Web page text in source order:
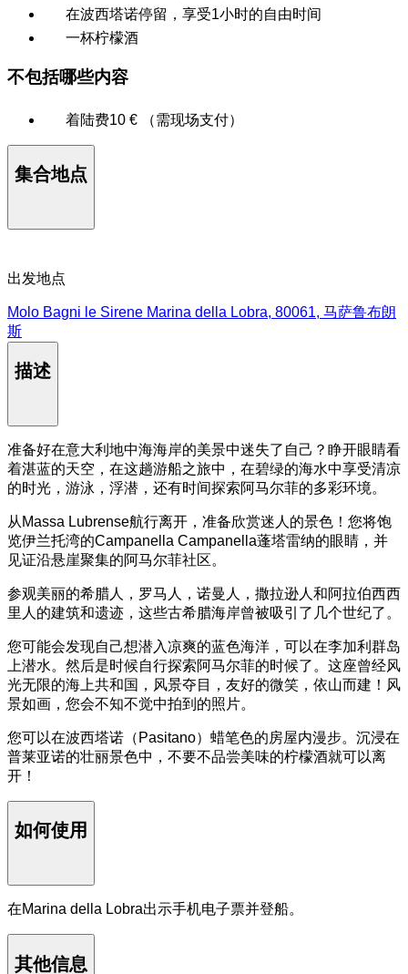
在波西塔诺停留，享受1小时的自由时间
一杯柠檬酒
不包括哪些内容
着陆费10 € （需现场支付）
集合地点
出发地点
Molo Bagni le Sirene Marina della Lobra, 80061, 马萨鲁布朗
斯
描述
准备好在意大利地中海海岸的美景中迷失了自己？睁开眼睛看
着湛蓝的天空，在这趟游船之旅中，在碧绿的海水中享受清凉
的时光，游泳，浮潜，还有时间探索阿马尔菲的多彩环境。
从Massa Lubrense航行离开，准备欣赏迷人的景色！您将饱
览伊兰托湾的Campanella Campanella蓬塔雷纳的眼睛，并
见证沿悬崖聚集的阿马尔菲社区。
参观美丽的希腊人，罗马人，诺曼人，撒拉逊人和阿拉伯西西
里人的建筑和遗迹，这些古希腊海岸曾被吸引了几个世纪了。
您可能会发现自己想潜入凉爽的蓝色海洋，可以在李加利群岛
上潜水。然后是时候自行探索阿马尔菲的时候了。这座曾经风
光无限的海上共和国，风景夺目，友好的微笑，依山而建！风
景如画，您会不知不觉中拍到的照片。
您可以在波西塔诺（Pasitano）蜡笔色的房屋内漫步。沉浸在
普莱亚诺的壮丽景色中，不要不品尝美味的柠檬酒就可以离
开！
如何使用
在Marina della Lobra出示手机电子票并登船。
其他信息